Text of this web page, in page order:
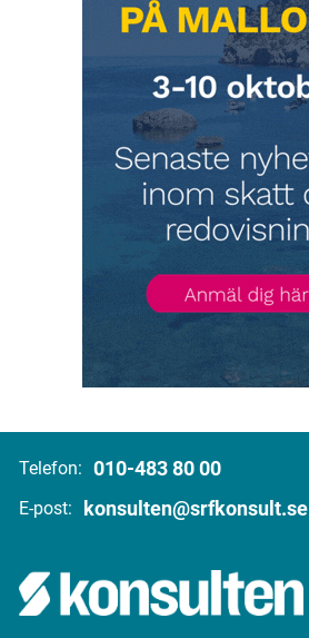
Telefon: 010-483 80 00
E-post: konsulten@srfkonsult.se